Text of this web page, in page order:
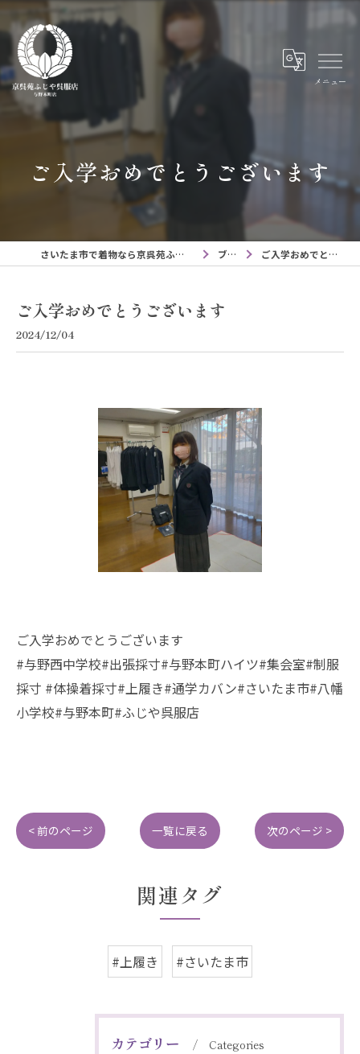
メニュー
ご入学おめでとうございます
さいたま市で着物なら京呉苑ふじや呉服店与野本町店 ブログ ご入学おめでとうございます
ご入学おめでとうございます
2024/12/04
ご入学おめでとうございます
#与野西中学校#出張採寸#与野本町ハイツ#集会室#制服
採寸 #体操着採寸#上履き#通学カバン#さいたま市#八幡
小学校#与野本町#ふじや呉服店
< 前のページ 一覧に戻る 次のページ >
関連タグ
#上履き #さいたま市
カテゴリー Categories